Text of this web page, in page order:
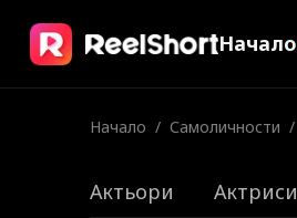
Начало
Начало / Самоличности /
Актьори Актриси